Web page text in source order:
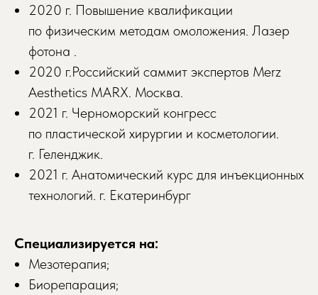
2020 г. Повышение квалификации
по физическим методам омоложения. Лазер
фотона .
2020 г.Российский саммит экспертов Merz
Aesthetics MARX. Москва.
2021 г. Черноморский конгресс
по пластической хирургии и косметологии.
г. Геленджик.
2021 г. Анатомический курс для инъекционных
технологий. г. Екатеринбург
Специализируется на:
Мезотерапия;
Биорепарация;